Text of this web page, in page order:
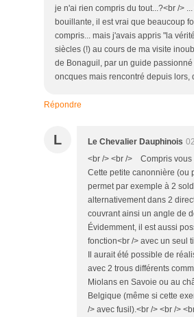
je n'ai rien compris du tout...?<br />
bouillante, il est vrai que beaucoup
compris... mais j'avais appris "la
siècles (!) au cours de ma visite
de Bonaguil, par un guide
oncques mais rencontré depuis lors,
Répondre
L Le Chevalier Dauphinois
<br /> <br /> Compris vous
Cette petite canonnière (ou
permet par exemple à 2
alternativement dans 2
couvrant ainsi un angle de
Évidemment, il est aussi
fonction<br /> avec un seul
Il aurait été possible de
avec 2 trous différents
Miolans en Savoie ou au
Belgique (même si cette
/> avec fusil).<br /> <br />